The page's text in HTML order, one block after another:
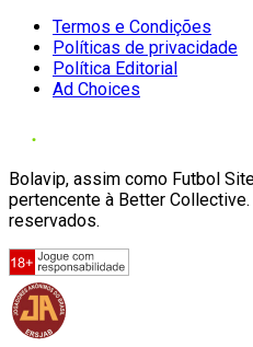
Termos e Condições
Políticas de privacidade
Política Editorial
Ad Choices
Bolavip, assim como Futbol
pertencente à Better
reservados.